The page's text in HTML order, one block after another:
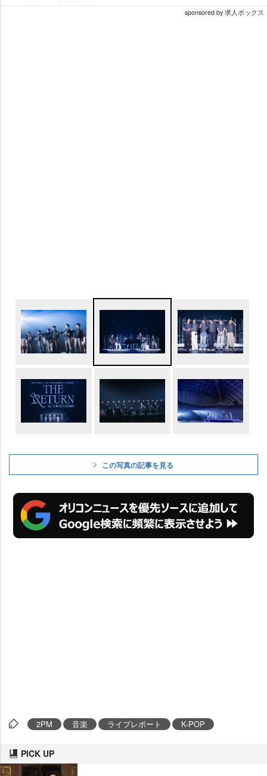
sponsored by 求人ボックス
この写真の記事を見る
2PM 音楽 ライブレポート K-POP
PICK UP